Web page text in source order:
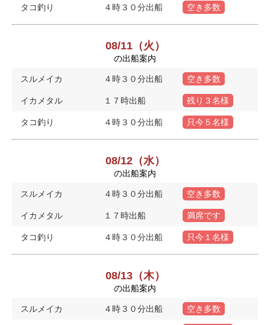
タコ釣り ４時３０分出船 空き多数
08/11（火）
の出船案内
スルメイカ ４時３０分出船 空き多数
イカメタル １７時出船 残り３名様
タコ釣り ４時３０分出船 只今５名様
08/12（水）
の出船案内
スルメイカ ４時３０分出船 空き多数
イカメタル １７時出船 満席です
タコ釣り ４時３０分出船 只今１名様
08/13（木）
の出船案内
スルメイカ ４時３０分出船 空き多数